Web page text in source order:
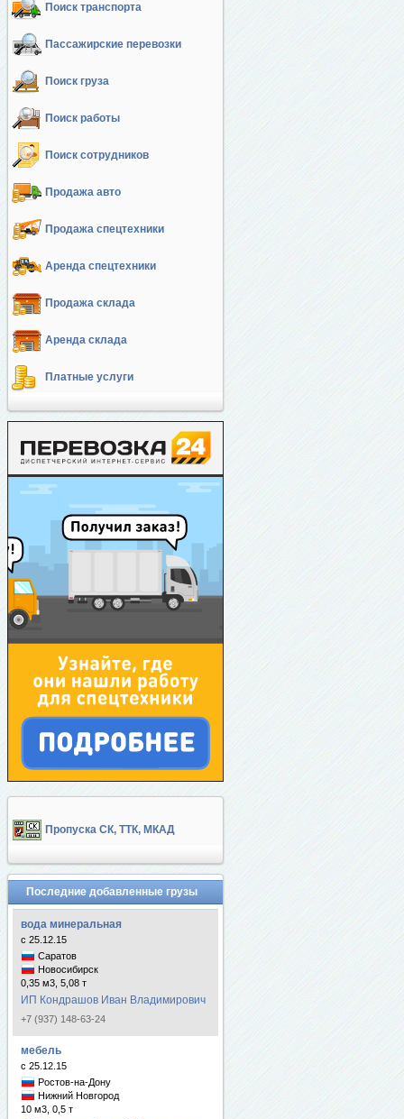
Поиск транспорта
Пассажирские перевозки
Поиск груза
Поиск работы
Поиск сотрудников
Продажа авто
Продажа спецтехники
Аренда спецтехники
Продажа склада
Аренда склада
Платные услуги
Пропуска СК, ТТК, МКАД
Последние добавленные грузы
вода минеральная
с 25.12.15
Саратов
Новосибирск
0,35 м3, 5,08 т
ИП Кондрашов Иван Владимирович
+7 (937) 148-63-24
мебель
с 25.12.15
Ростов-на-Дону
Нижний Новгород
10 м3, 0,5 т